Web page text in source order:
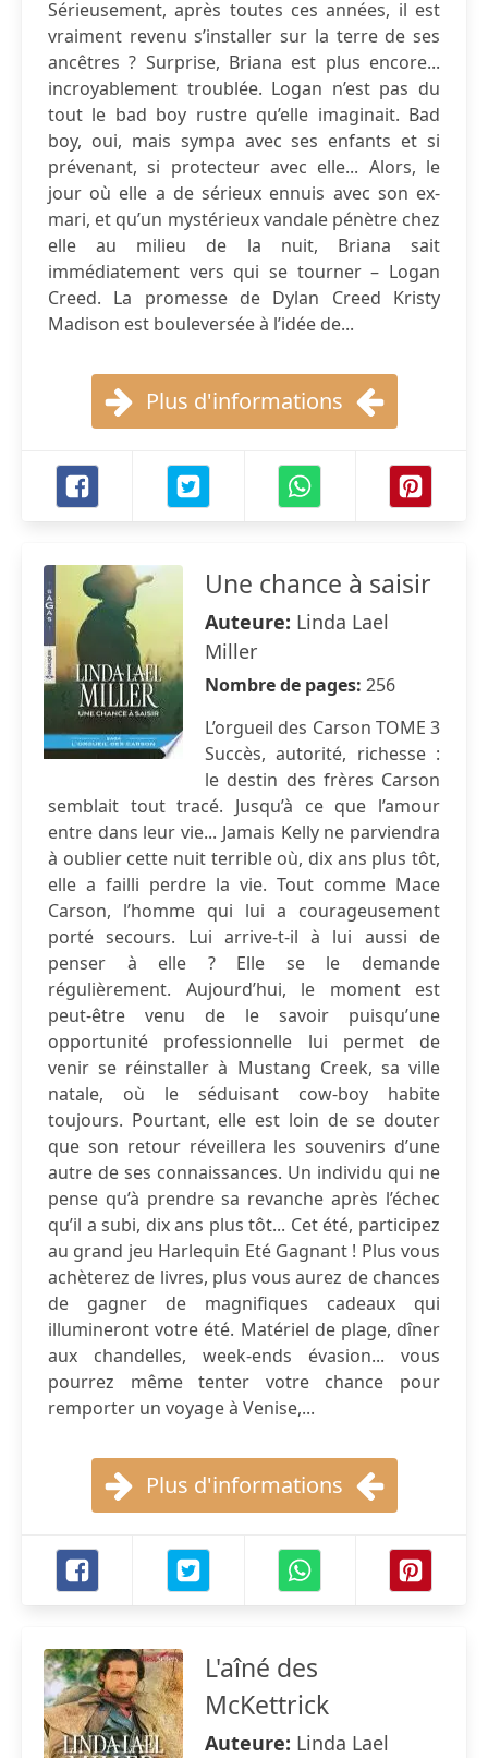
Sérieusement, après toutes ces années, il est
vraiment revenu s’installer sur la terre de ses
ancêtres ? Surprise, Briana est plus encore...
incroyablement troublée. Logan n’est pas du
tout le bad boy rustre qu’elle imaginait. Bad
boy, oui, mais sympa avec ses enfants et si
prévenant, si protecteur avec elle... Alors, le
jour où elle a de sérieux ennuis avec son ex-
mari, et qu’un mystérieux vandale pénètre chez
elle au milieu de la nuit, Briana sait
immédiatement vers qui se tourner – Logan
Creed. La promesse de Dylan Creed Kristy
Madison est bouleversée à l’idée de...
Plus d'informations
Une chance à saisir
Auteure: Linda Lael
Miller
Nombre de pages: 256
L’orgueil des Carson TOME 3
Succès, autorité, richesse :
le destin des frères Carson
semblait tout tracé. Jusqu’à ce que l’amour
entre dans leur vie... Jamais Kelly ne parviendra
à oublier cette nuit terrible où, dix ans plus tôt,
elle a failli perdre la vie. Tout comme Mace
Carson, l’homme qui lui a courageusement
porté secours. Lui arrive-t-il à lui aussi de
penser à elle ? Elle se le demande
régulièrement. Aujourd’hui, le moment est
peut-être venu de le savoir puisqu’une
opportunité professionnelle lui permet de
venir se réinstaller à Mustang Creek, sa ville
natale, où le séduisant cow-boy habite
toujours. Pourtant, elle est loin de se douter
que son retour réveillera les souvenirs d’une
autre de ses connaissances. Un individu qui ne
pense qu’à prendre sa revanche après l’échec
qu’il a subi, dix ans plus tôt... Cet été, participez
au grand jeu Harlequin Eté Gagnant ! Plus vous
achèterez de livres, plus vous aurez de chances
de gagner de magnifiques cadeaux qui
illumineront votre été. Matériel de plage, dîner
aux chandelles, week-ends évasion... vous
pourrez même tenter votre chance pour
remporter un voyage à Venise,...
Plus d'informations
L'aîné des
McKettrick
Auteure: Linda Lael